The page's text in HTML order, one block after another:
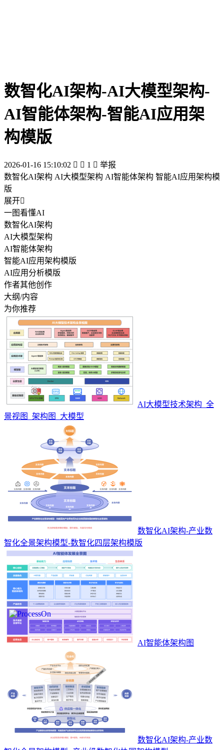
数智化AI架构-AI大模型架构-
AI智能体架构-智能AI应用架
构模版
2026-01-16 15:10:02   1  举报
数智化AI架构 AI大模型架构 AI智能体架构 智能AI应用架构模
版
展开
一图看懂AI
数智化AI架构
AI大模型架构
AI智能体架构
智能AI应用架构模版
AI应用分析模版
作者其他创作
大纲/内容
为你推荐
AI大模型技术架构_全
景视图_架构图_大模型
数智化AI架构-产业数
智化全景架构模型-数智化四层架构模版
AI智能体架构图
数智化AI架构-产业数